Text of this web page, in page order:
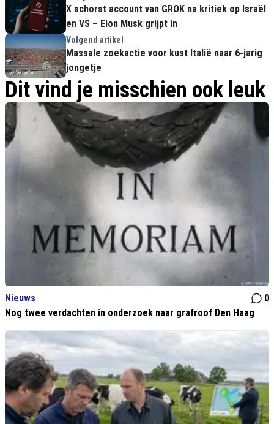
X schorst account van GROK na kritiek op Israël
en VS – Elon Musk grijpt in
Volgend artikel
Massale zoekactie voor kust Italië naar 6-jarig
jongetje
Dit vind je misschien ook leuk
Nieuws
0
Nog twee verdachten in onderzoek naar grafroof Den Haag